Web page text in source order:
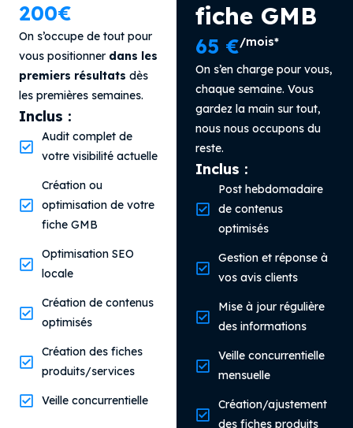
200€
On s’occupe de tout pour
vous positionner dans les
premiers résultats dès
les premières semaines.
Inclus :
Audit complet de
votre visibilité actuelle
Création ou
optimisation de votre
fiche GMB
Optimisation SEO
locale
Création de contenus
optimisés
Création des fiches
produits/services
Veille concurrentielle
fiche GMB
65 €/mois*
On s’en charge pour vous,
chaque semaine. Vous
gardez la main sur tout,
nous nous occupons du
reste.
Inclus :
Post hebdomadaire
de contenus
optimisés
Gestion et réponse à
vos avis clients
Mise à jour régulière
des informations
Veille concurrentielle
mensuelle
Création/ajustement
des fiches produits